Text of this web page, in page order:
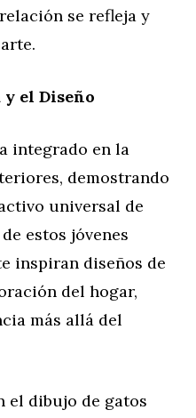
se refleja y
el Diseño
integrado en la
demostrando
universal de
estos jóvenes
inspiran diseños de
del hogar,
más allá del
el dibujo de gatos